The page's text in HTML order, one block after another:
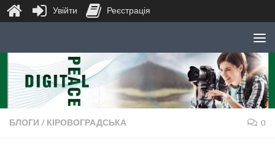
Skip to content
БЛОГИ / КІРОВОГРАДСЬКА 0
Увійти Реєстрація